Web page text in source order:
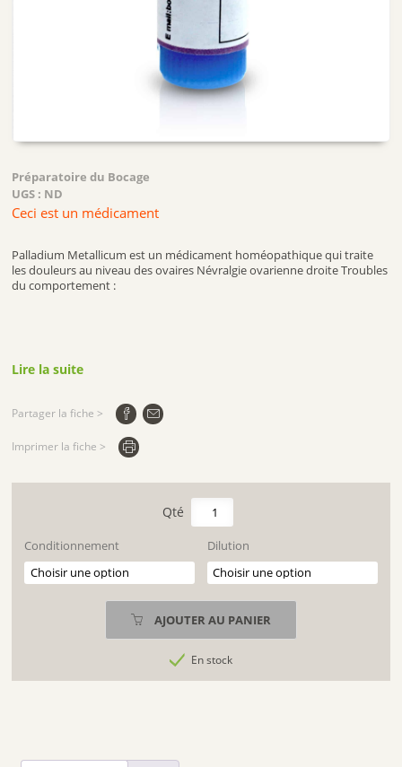
Préparatoire du Bocage
UGS : ND
Ceci est un médicament
Palladium Metallicum est un médicament homéopathique qui traite
les douleurs au niveau des ovaires Névralgie ovarienne droite Troubles
du comportement :
Lire la suite
Partager la fiche >
Imprimer la fiche >
Conditionnement Dilution
quantité
de
PALLADIUM
METALLICUM
AJOUTER AU PANIER
En stock